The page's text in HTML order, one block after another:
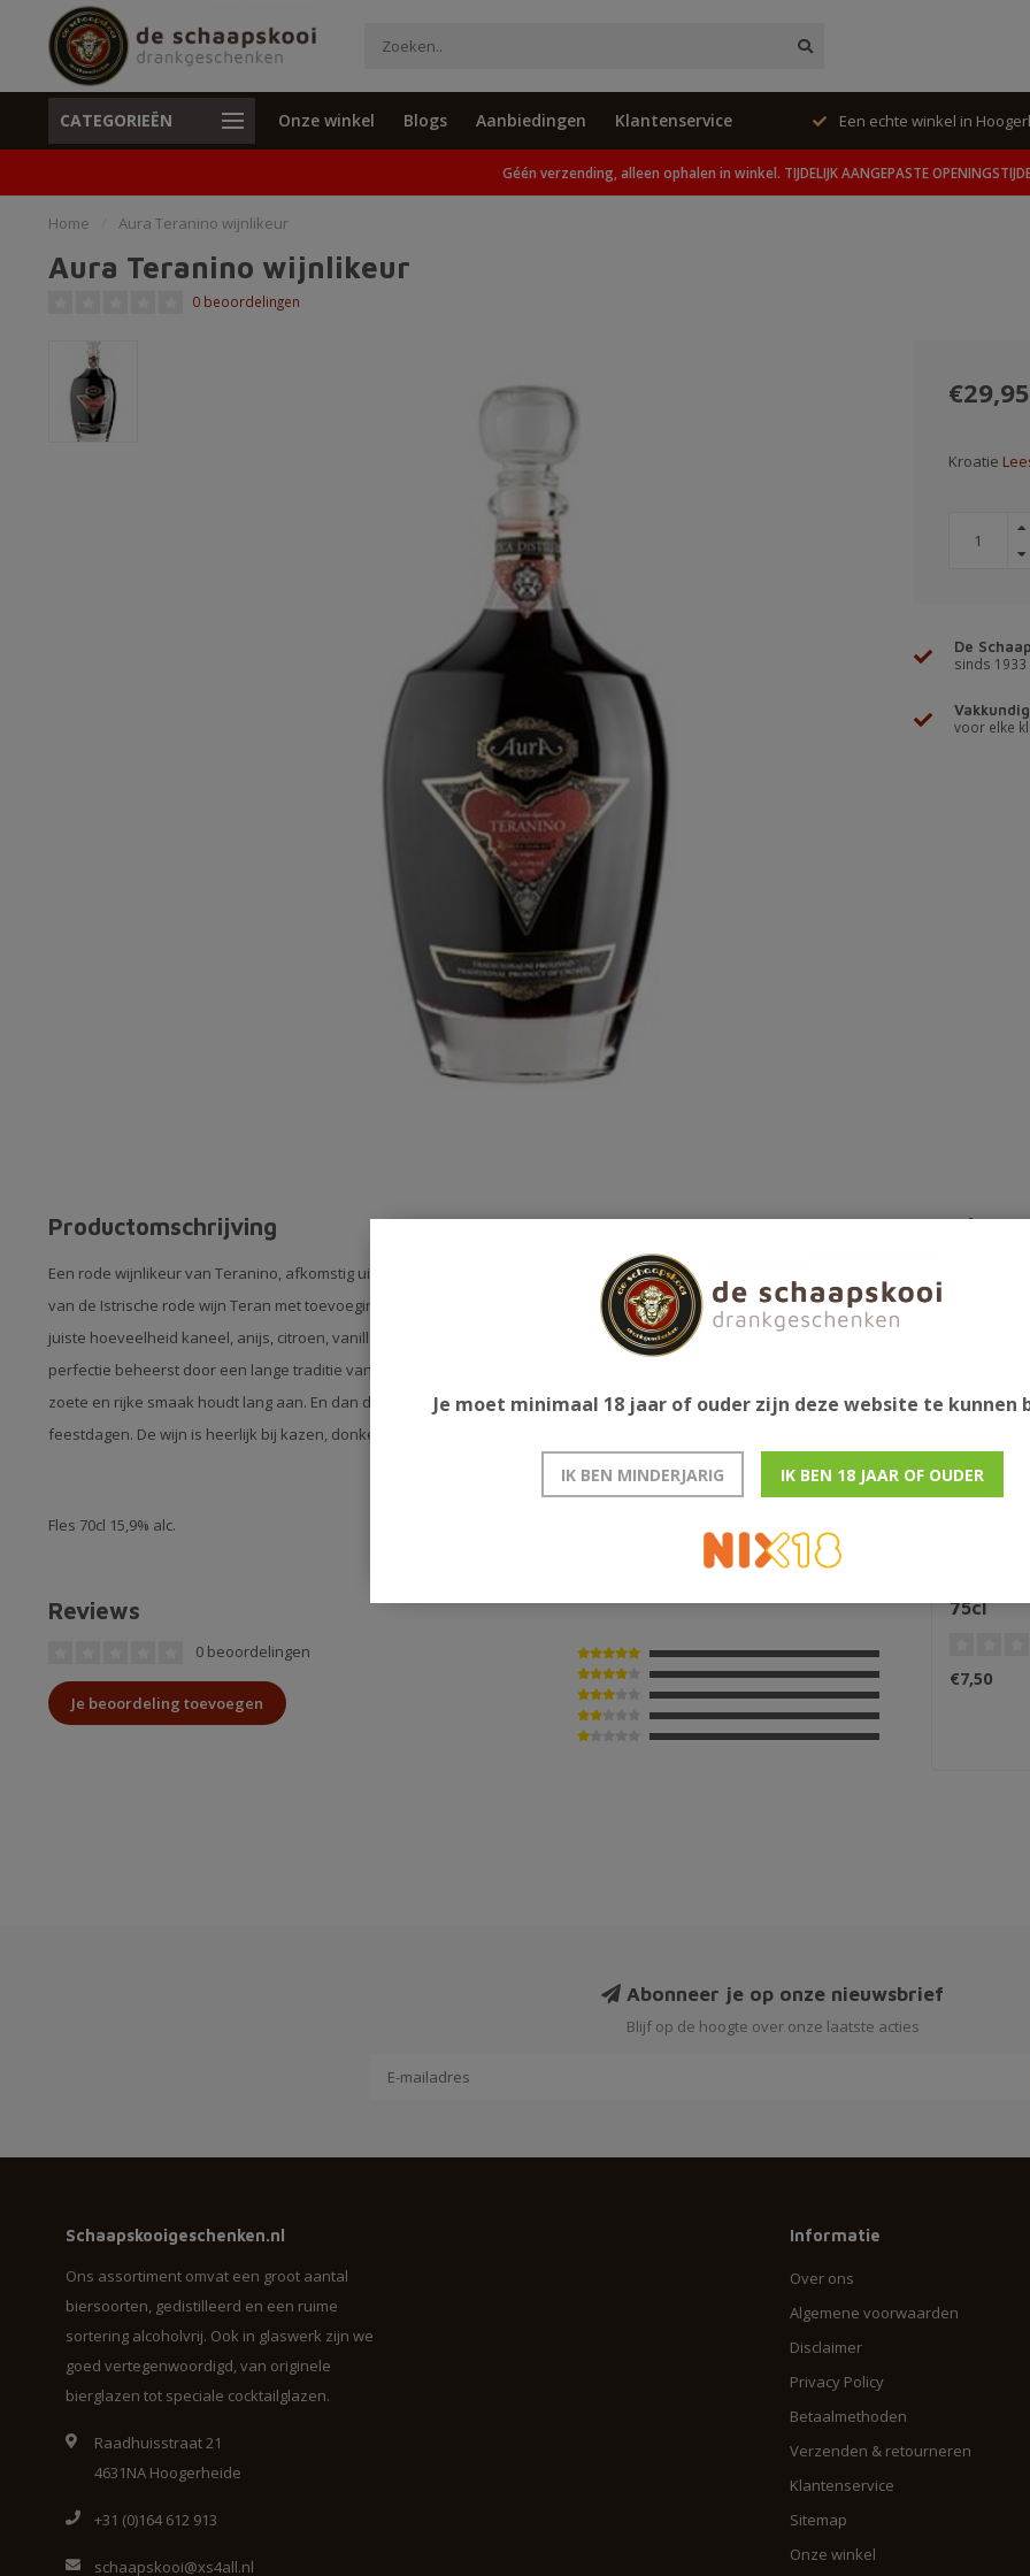
CATEGORIEËN Onze winkel Blogs Aanbiedingen Klantenservice
Unieke cadeaus en specials Geen verzending, alleen ophalen in winkel. Een echte winkel in
Géén verzending, alleen ophalen in winkel. TIJDELIJK AANGEPASTE
Home Aura Teranino wijnlikeur
Aura Teranino wijnlikeur
0 beoordelingen
€29,95
Kroatie
De
sinds 1933
voor elke
Productomschrijving
Een rode wijnlikeur van Teranino, afkomstig uit Kroatië. Een authentieke Istrische rodewijnlikeur die gemaakt wordt
van de Istrische rode wijn Teran met toevoeging van fruit en kruiden. Het receptuur is met toevoeging van precies de
juiste hoeveelheid kaneel, anijs, citroen, vanille, rum en venkel om de ultieme smaak te creëren. Dit recept wordt tot in
perfectie beheerst door een lange traditie van dit familiebedrijf en wordt natuurlijk geheim gehouden. De verleidelijke
zoete en rijke smaak houdt lang aan. En dan die fles! Prachtig vormgegeven en perfect als geschenk met de
feestdagen. De wijn is heerlijk bij kazen, donkere chocolade of als aperitief.
Fles 70cl 15,9% alc.
Reviews
0 beoordelingen
Je beoordeling toevoegen
75cl
€7,50
Abonneer je op onze nieuwsbrief
Blijf op de hoogte over onze laatste acties
Schaapskooigeschenken.nl
Ons assortiment omvat een groot aantal
biersoorten, gedistilleerd en een ruime
sortering alcoholvrij. Ook in glaswerk zijn we
goed vertegenwoordigd, van originele
bierglazen tot speciale cocktailglazen.
Raadhuisstraat 21
4631NA Hoogerheide
+31 (0)164 612 913
schaapskooi@xs4all.nl
Informatie
Over ons
Algemene voorwaarden
Disclaimer
Privacy Policy
Betaalmethoden
Verzenden & retourneren
Klantenservice
Sitemap
Onze winkel
Je moet minimaal 18 jaar of ouder zijn deze website te kunnen
IK BEN MINDERJARIG IK BEN 18 JAAR OF OUDER